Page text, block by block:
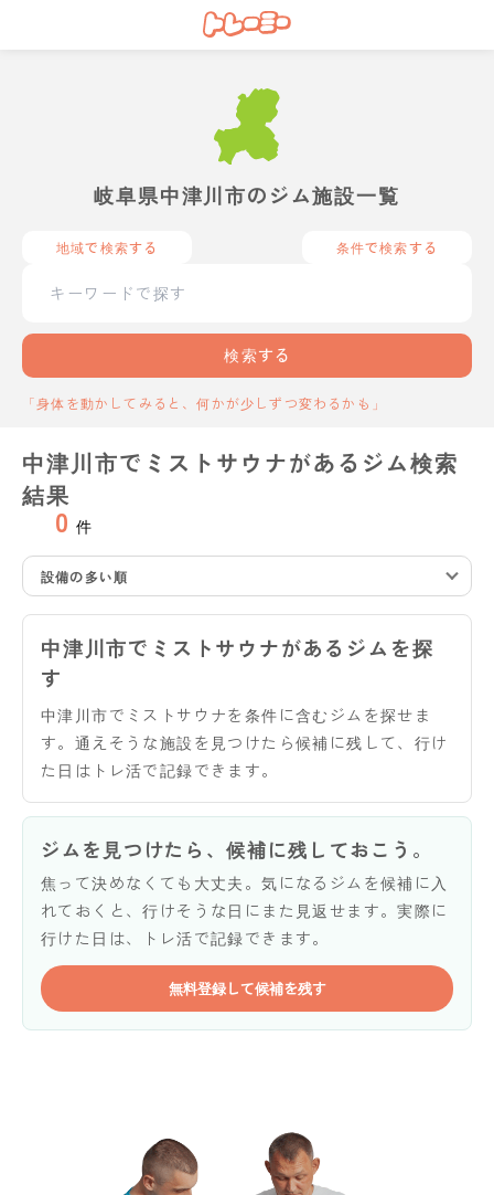
岐阜県中津川市のジム施設一覧
地域で検索する 条件で検索する
検索する
「身体を動かしてみると、何かが少しずつ変わるかも」
中津川市でミストサウナがあるジム検索
結果
0 件
設備の多い順
中津川市でミストサウナがあるジムを探
す
中津川市でミストサウナを条件に含むジムを探せま
す。通えそうな施設を見つけたら候補に残して、行け
た日はトレ活で記録できます。
ジムを見つけたら、候補に残しておこう。
焦って決めなくても大丈夫。気になるジムを候補に入
れておくと、行けそうな日にまた見返せます。実際に
行けた日は、トレ活で記録できます。
無料登録して候補を残す